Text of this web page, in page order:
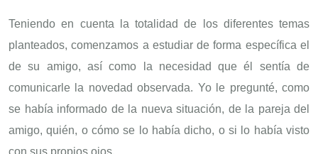
Teniendo en cuenta la totalidad de los diferentes temas
planteados, comenzamos a estudiar de forma específica el
de su amigo, así como la necesidad que él sentía de
comunicarle la novedad observada. Yo le pregunté, como
se había informado de la nueva situación, de la pareja del
amigo, quién, o cómo se lo había dicho, o si lo había visto
con sus propios ojos.